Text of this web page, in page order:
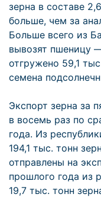
зерна в составе
больше, чем за
Больше всего из
вывозят пшеницу
отгружено 59,1
семена
Экспорт зерна за
в восемь раз по
года. Из
194,1 тыс. тонн
отправлены на
прошлого года из
19,7 тыс. тонн